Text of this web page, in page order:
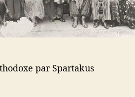
O
r
t
h
o
par Spartakus